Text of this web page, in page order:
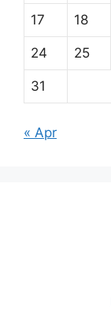
17 18
24 25
31
« Apr